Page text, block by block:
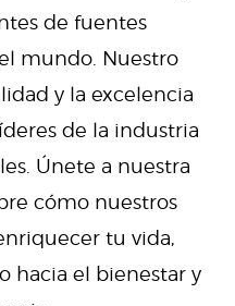
de fuentes
mundo. Nuestro
y la excelencia
de la industria
Únete a nuestra
cómo nuestros
tu vida,
hacia el bienestar y